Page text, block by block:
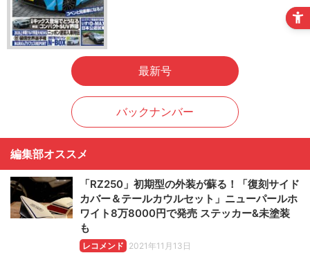
最新号
バックナンバー
編集部オススメ
「RZ250」初期型の外装が蘇る！「復刻サイド
カバー＆テールカウルセット」ニューパールホ
ワイト8万8000円で発売 ステッカー&未塗装
も
レコメンド 2021年11月13日